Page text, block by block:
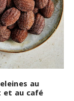
au
et au café